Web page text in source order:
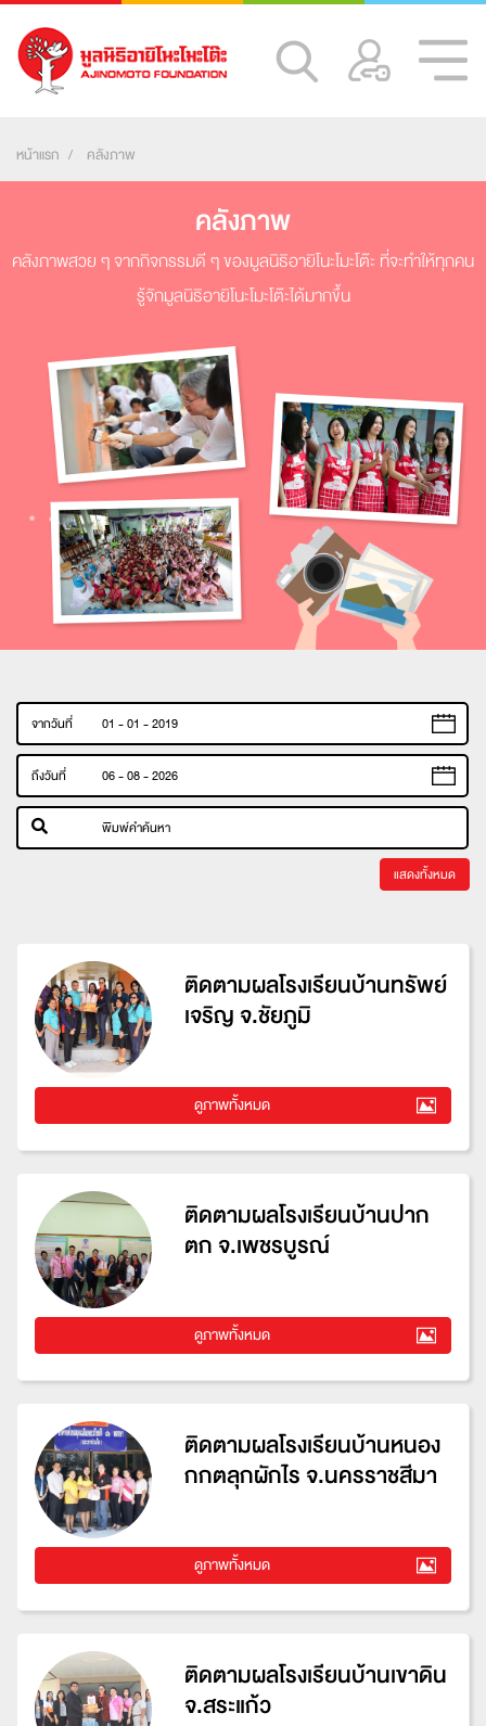
หน้าแรก คลังภาพ
คลังภาพ
คลังภาพสวย ๆ จากกิจกรรมดี ๆ ของมูลนิธิอายิโนะโมะโต๊ะ ที่จะทำให้ทุกคน
รู้จักมูลนิธิอายิโนะโมะโต๊ะได้มากขึ้น
จากวันที่
ถึงวันที่
แสดงทั้งหมด
ติดตามผลโรงเรียนบ้านทรัพย์
เจริญ จ.ชัยภูมิ
ดูภาพทั้งหมด
ติดตามผลโรงเรียนบ้านปาก
ตก จ.เพชรบูรณ์
ดูภาพทั้งหมด
ติดตามผลโรงเรียนบ้านหนอง
กกตลุกผักไร จ.นครราชสีมา
ดูภาพทั้งหมด
ติดตามผลโรงเรียนบ้านเขาดิน
จ.สระแก้ว